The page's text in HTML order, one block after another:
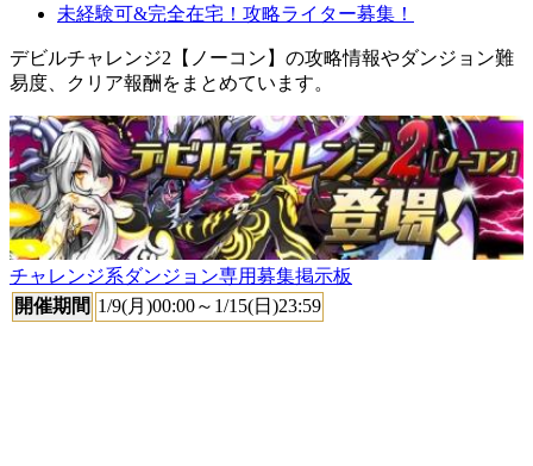
未経験可&完全在宅！攻略ライター募集！
デビルチャレンジ2【ノーコン】の攻略情報やダンジョン難
易度、クリア報酬をまとめています。
チャレンジ系ダンジョン専用募集掲示板
開催期間 1/9(月)00:00～1/15(日)23:59